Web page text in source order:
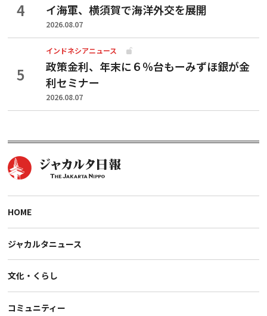
イ海軍、横須賀で海洋外交を展開
2026.08.07
インドネシアニュース
政策金利、年末に６％台もーみずほ銀が金
利セミナー
2026.08.07
HOME
ジャカルタニュース
文化・くらし
コミュニティー